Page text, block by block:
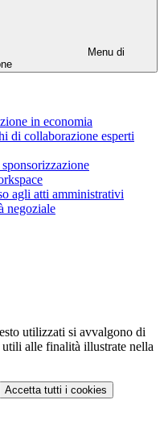
Menu di
in economia
di collaborazione esperti
agli atti amministrativi
negoziale
utilizzati si avvalgono di
alle finalità illustrate nella
Accetta tutti i cookies